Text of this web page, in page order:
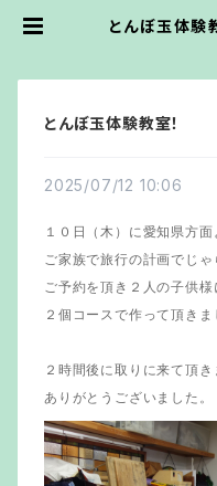
とんぼ玉体験
とんぼ玉体験教室！
2025/07/12 10:06
１０日（木）に愛知県方面
ご家族で旅行の計画でじゃ
ご予約を頂き２人の子供様
２個コースで作って頂きま
２時間後に取りに来て頂き
ありがとうございました。